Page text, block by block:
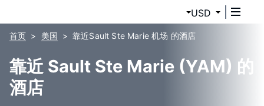
USD
首页 美国 靠近Sault Ste Marie 机场 的酒店
靠近 Sault Ste Marie (YAM) 的
酒店